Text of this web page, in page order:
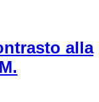
alla